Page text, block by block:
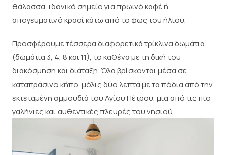
θάλασσα, ιδανικό σημείο για πρωινό καφέ ή
απογευματινό κρασί κάτω από το φως του ήλιου.
Προσφέρουμε τέσσερα διαφορετικά τρίκλινα δωμάτια
(δωμάτια 3, 4, 8 και 11), το καθένα με τη δική του
διακόσμηση και διάταξη. Όλα βρίσκονται μέσα σε
καταπράσινο κήπο, μόλις δύο λεπτά με τα πόδια από την
εκτεταμένη αμμουδιά του Αγίου Πέτρου, μια από τις πιο
γαλήνιες και αυθεντικές πλευρές του νησιού.